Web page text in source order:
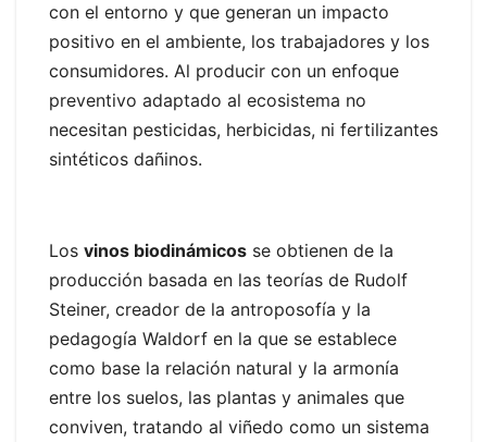
con el entorno y que generan un impacto
positivo en el ambiente, los trabajadores y los
consumidores. Al producir con un enfoque
preventivo adaptado al ecosistema no
necesitan pesticidas, herbicidas, ni fertilizantes
sintéticos dañinos.
Los vinos biodinámicos se obtienen de la
producción basada en las teorías de Rudolf
Steiner, creador de la antroposofía y la
pedagogía Waldorf en la que se establece
como base la relación natural y la armonía
entre los suelos, las plantas y animales que
conviven, tratando al viñedo como un sistema